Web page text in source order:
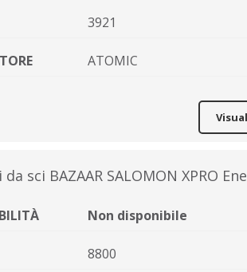
3921
ATOMIC
sci BAZAAR SALOMON XPRO
Non disponibile
8800